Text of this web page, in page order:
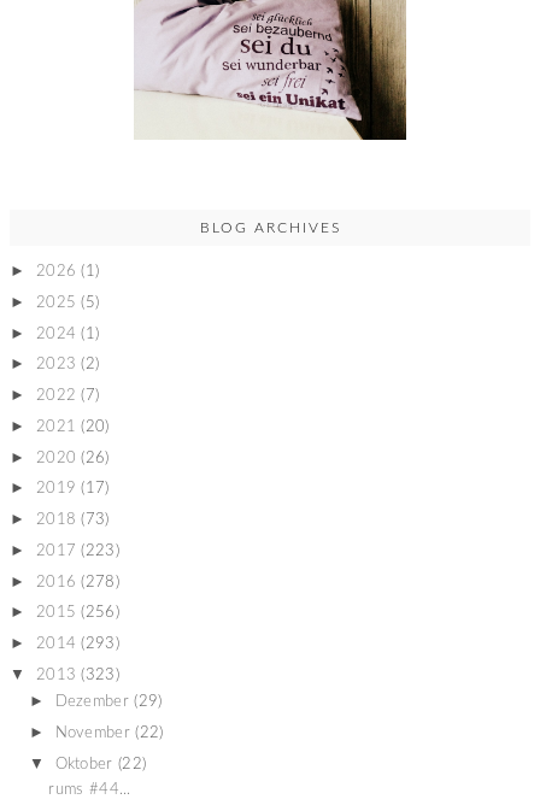
BLOG ARCHIVES
► 2026 (1)
► 2025 (5)
► 2024 (1)
► 2023 (2)
► 2022 (7)
► 2021 (20)
► 2020 (26)
► 2019 (17)
► 2018 (73)
► 2017 (223)
► 2016 (278)
► 2015 (256)
► 2014 (293)
▼ 2013 (323)
► Dezember (29)
► November (22)
▼ Oktober (22)
rums #44...